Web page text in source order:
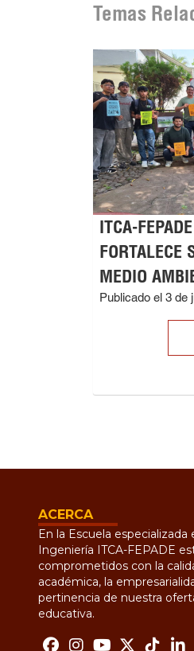
Temas
ITCA-
FORTALECE
MEDIO
Publicado el 3 de
ACERCA
En la Escuela especializada
Ingeniería ITCA-FEPADE
comprometidos con la
académica, la
pertinencia de nuestra
educativa.